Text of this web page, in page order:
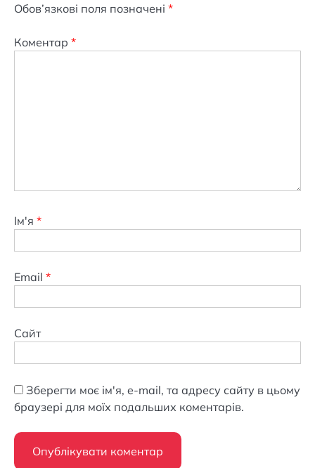
Обов’язкові поля позначені *
Коментар *
Ім'я *
Email *
Сайт
Зберегти моє ім'я, e-mail, та адресу сайту в цьому
браузері для моїх подальших коментарів.